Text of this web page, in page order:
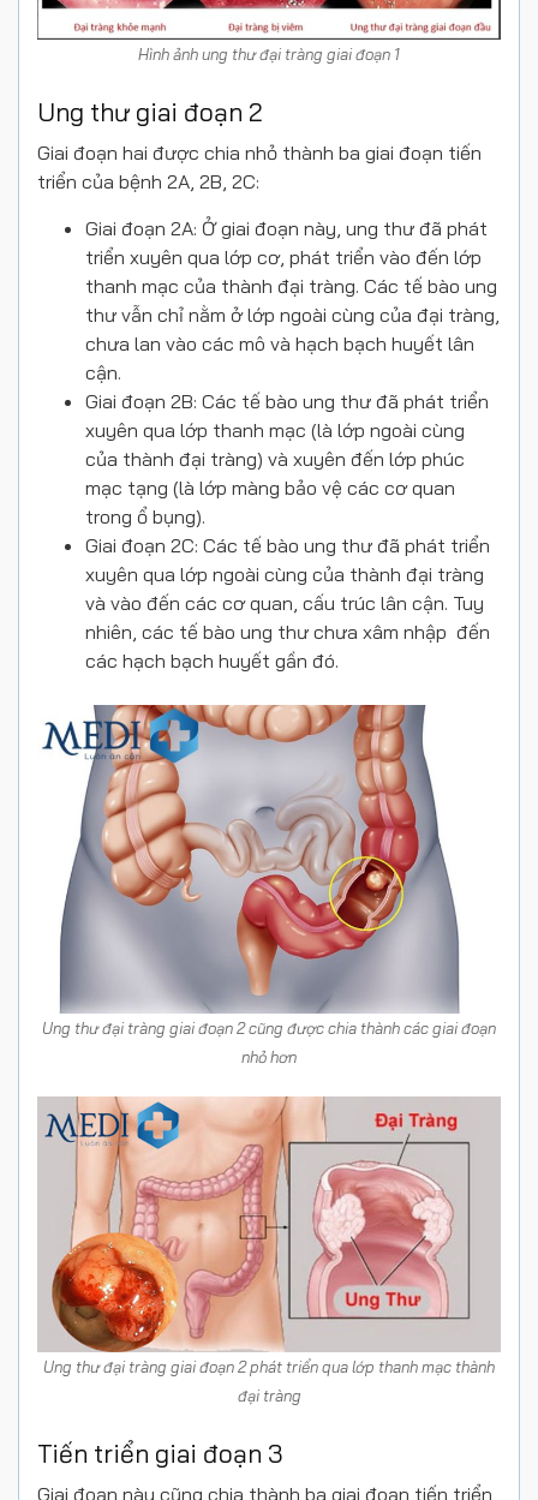
Hình ảnh ung thư đại tràng giai đoạn 1
Ung thư giai đoạn 2
Giai đoạn hai được chia nhỏ thành ba giai đoạn tiến
triển của bệnh 2A, 2B, 2C:
Giai đoạn 2A: Ở giai đoạn này, ung thư đã phát
triển xuyên qua lớp cơ, phát triển vào đến lớp
thanh mạc của thành đại tràng. Các tế bào ung
thư vẫn chỉ nằm ở lớp ngoài cùng của đại tràng,
chưa lan vào các mô và hạch bạch huyết lân
cận.
Giai đoạn 2B: Các tế bào ung thư đã phát triển
xuyên qua lớp thanh mạc (là lớp ngoài cùng
của thành đại tràng) và xuyên đến lớp phúc
mạc tạng (là lớp màng bảo vệ các cơ quan
trong ổ bụng).
Giai đoạn 2C: Các tế bào ung thư đã phát triển
xuyên qua lớp ngoài cùng của thành đại tràng
và vào đến các cơ quan, cấu trúc lân cận. Tuy
nhiên, các tế bào ung thư chưa xâm nhập đến
các hạch bạch huyết gần đó.
Ung thư đại tràng giai đoạn 2 cũng được chia thành các giai đoạn
nhỏ hơn
Ung thư đại tràng giai đoạn 2 phát triển qua lớp thanh mạc thành
đại tràng
Tiến triển giai đoạn 3
Giai đoạn này cũng chia thành ba giai đoạn tiến triển